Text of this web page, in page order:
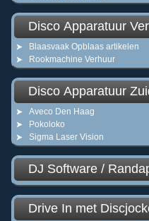
Disco Apparatuur
Blaasvaak Opblaas artikelen
Rookmachine Verhuur
Disco Apparatuur
Aveco Den Haag
Pokoloko
Sigma Laser Vision
DJ Software /
Drive In met